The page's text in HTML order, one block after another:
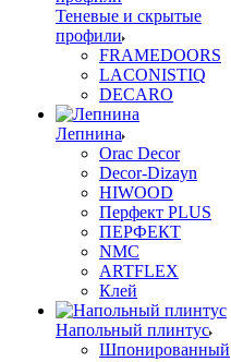
Теневые и скрытые
профили
FRAMEDOORS
LACONISTIQ
DECARO
Лепнина
Orac Decor
Decor-Dizayn
HIWOOD
Перфект PLUS
ПЕРФЕКТ
NMC
ARTFLEX
Клей
Напольный плинтус
Шпонированный